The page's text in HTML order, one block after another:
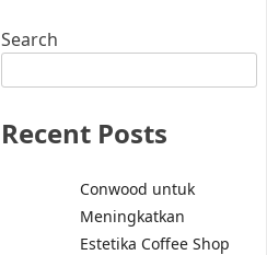
Search
Recent Posts
Conwood untuk
Meningkatkan
Estetika Coffee Shop